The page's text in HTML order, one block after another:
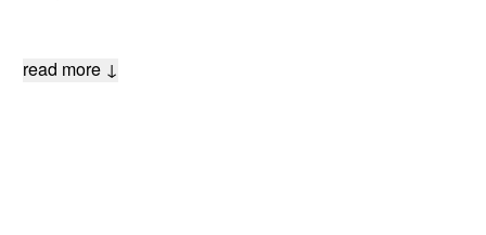
read more ↓